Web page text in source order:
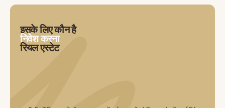
इसके लिए कौन है
निवेश करना
रियल एस्टेट